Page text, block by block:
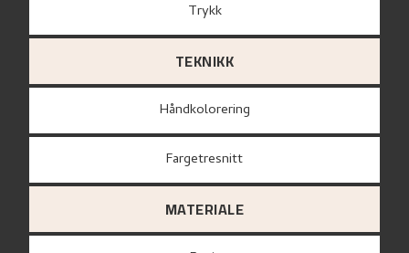
Trykk
TEKNIKK
Håndkolorering
Fargetresnitt
MATERIALE